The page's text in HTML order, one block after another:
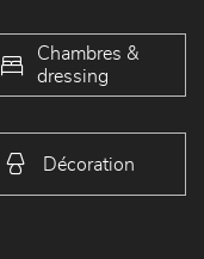
Chambres &
dressing
Décoration